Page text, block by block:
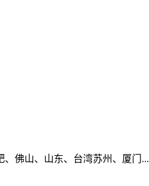
佛山、山东、台湾苏州、厦门...